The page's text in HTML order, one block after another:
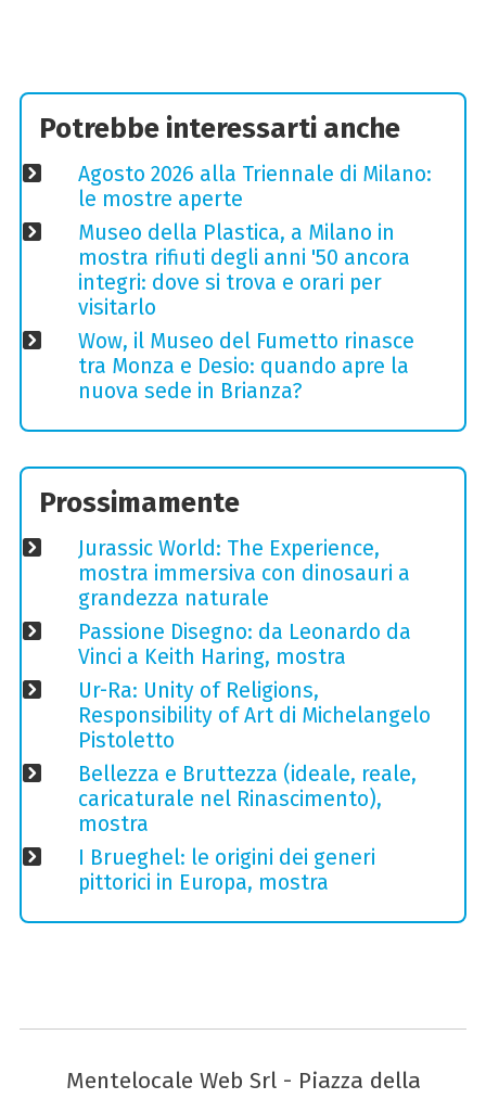
Potrebbe interessarti anche
Agosto 2026 alla Triennale di Milano:
le mostre aperte
Museo della Plastica, a Milano in
mostra rifiuti degli anni '50 ancora
integri: dove si trova e orari per
visitarlo
Wow, il Museo del Fumetto rinasce
tra Monza e Desio: quando apre la
nuova sede in Brianza?
Prossimamente
Jurassic World: The Experience,
mostra immersiva con dinosauri a
grandezza naturale
Passione Disegno: da Leonardo da
Vinci a Keith Haring, mostra
Ur-Ra: Unity of Religions,
Responsibility of Art di Michelangelo
Pistoletto
Bellezza e Bruttezza (ideale, reale,
caricaturale nel Rinascimento),
mostra
I Brueghel: le origini dei generi
pittorici in Europa, mostra
Mentelocale Web Srl - Piazza della